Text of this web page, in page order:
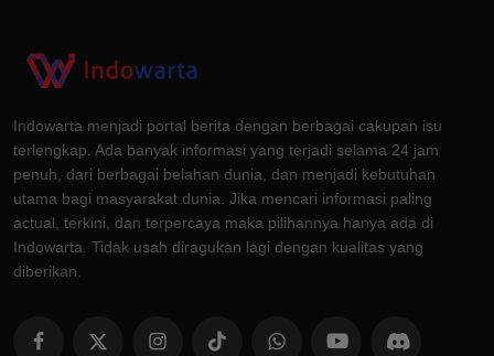
Indowarta menjadi portal berita dengan berbagai cakupan isu
terlengkap. Ada banyak informasi yang terjadi selama 24 jam
penuh, dari berbagai belahan dunia, dan menjadi kebutuhan
utama bagi masyarakat dunia. Jika mencari informasi paling
actual, terkini, dan terpercaya maka pilihannya hanya ada di
Indowarta. Tidak usah diragukan lagi dengan kualitas yang
diberikan.